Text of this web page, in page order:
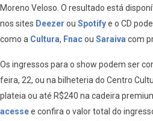
Moreno Veloso. O resultado está
nos sites Deezer ou Spotifye o CD
como a Cultura, Fnacou Saraiva com
Os ingressos para o show podem ser
feira, 22, ou na bilheteria do Centro
plateia ou até R$240 na cadeira
acessee confira o valor total do